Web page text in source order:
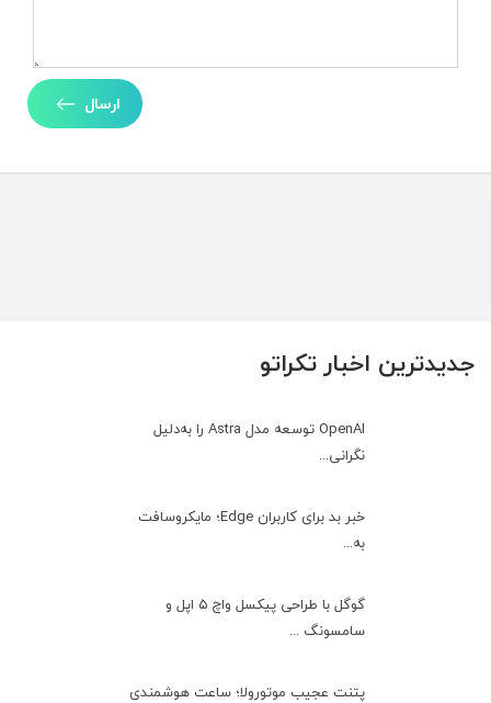
جدیدترین اخبار تکراتو
OpenAI توسعه مدل Astra را به‌دلیل
نگرانی...
خبر بد برای کاربران Edge؛ مایکروسافت
به‌...
گوگل با طراحی پیکسل واچ ۵ اپل و
سامسونگ ...
پتنت عجیب موتورولا؛ ساعت هوشمندی
ارسال